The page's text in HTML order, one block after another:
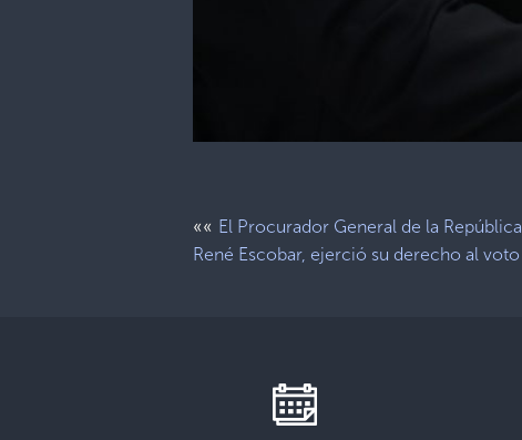
«« El Procurador General de la República,
René Escobar, ejerció su derecho al voto